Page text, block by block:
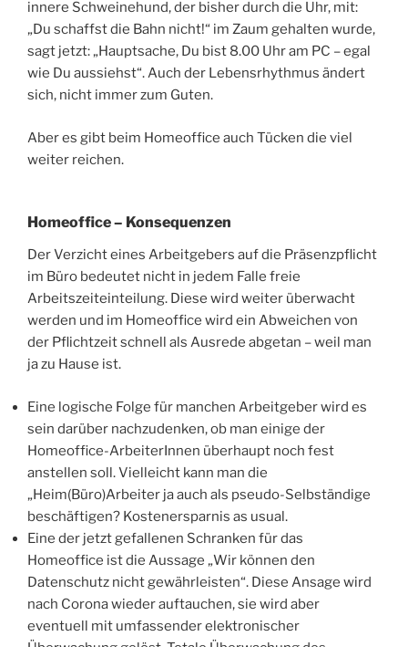
innere Schweinehund, der bisher durch die Uhr, mit:
„Du schaffst die Bahn nicht!“ im Zaum gehalten wurde,
sagt jetzt: „Hauptsache, Du bist 8.00 Uhr am PC – egal
wie Du aussiehst“. Auch der Lebensrhythmus ändert
sich, nicht immer zum Guten.
Aber es gibt beim Homeoffice auch Tücken die viel
weiter reichen.
Homeoffice – Konsequenzen
Der Verzicht eines Arbeitgebers auf die Präsenzpflicht
im Büro bedeutet nicht in jedem Falle freie
Arbeitszeiteinteilung. Diese wird weiter überwacht
werden und im Homeoffice wird ein Abweichen von
der Pflichtzeit schnell als Ausrede abgetan – weil man
ja zu Hause ist.
Eine logische Folge für manchen Arbeitgeber wird es
sein darüber nachzudenken, ob man einige der
Homeoffice-ArbeiterInnen überhaupt noch fest
anstellen soll. Vielleicht kann man die
„Heim(Büro)Arbeiter ja auch als pseudo-Selbständige
beschäftigen? Kostenersparnis as usual.
Eine der jetzt gefallenen Schranken für das
Homeoffice ist die Aussage „Wir können den
Datenschutz nicht gewährleisten“. Diese Ansage wird
nach Corona wieder auftauchen, sie wird aber
eventuell mit umfassender elektronischer